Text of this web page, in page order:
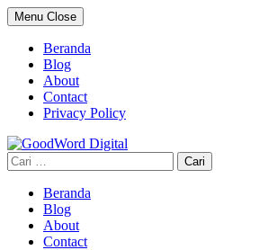
Skip
to
content
Menu Close
Beranda
Blog
About
Contact
Privacy Policy
Cari
untuk:
Beranda
Blog
About
Contact